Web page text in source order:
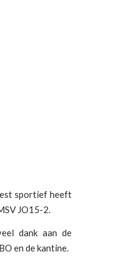
sportief heeft
JO15-2.
dank aan de
en de kantine.